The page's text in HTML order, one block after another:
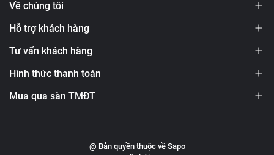
Về chúng tôi
Hỗ trợ khách hàng
Tư vấn khách hàng
Hình thức thanh toán
Mua qua sàn TMĐT
@ Bản quyền thuộc về Sapo